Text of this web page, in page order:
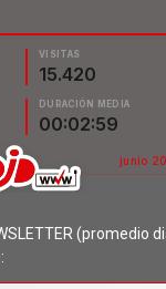
(promedio